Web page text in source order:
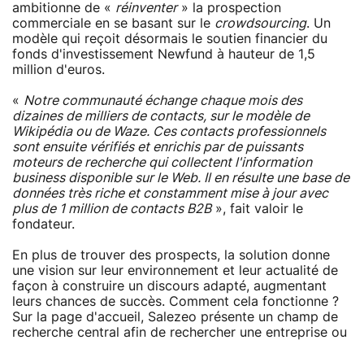
ambitionne de « réinventer» la prospection
commerciale en se basant sur le crowdsourcing. Un
modèle qui reçoit désormais le soutien financier du
fonds d'investissement Newfund à hauteur de 1,5
million d'euros.
« Notre communauté échange chaque mois des
dizaines de milliers de contacts, sur le modèle de
Wikipédia ou de Waze. Ces contacts professionnels
sont ensuite vérifiés et enrichis par de puissants
moteurs de recherche qui collectent l'information
business disponible sur le Web. Il en résulte une base de
données très riche et constamment mise à jour avec
plus de 1 million de contacts B2B», fait valoir le
fondateur.
En plus de trouver des prospects, la solution donne
une vision sur leur environnement et leur actualité de
façon à construire un discours adapté, augmentant
leurs chances de succès. Comment cela fonctionne ?
Sur la page d'accueil, Salezeo présente un champ de
recherche central afin de rechercher une entreprise ou